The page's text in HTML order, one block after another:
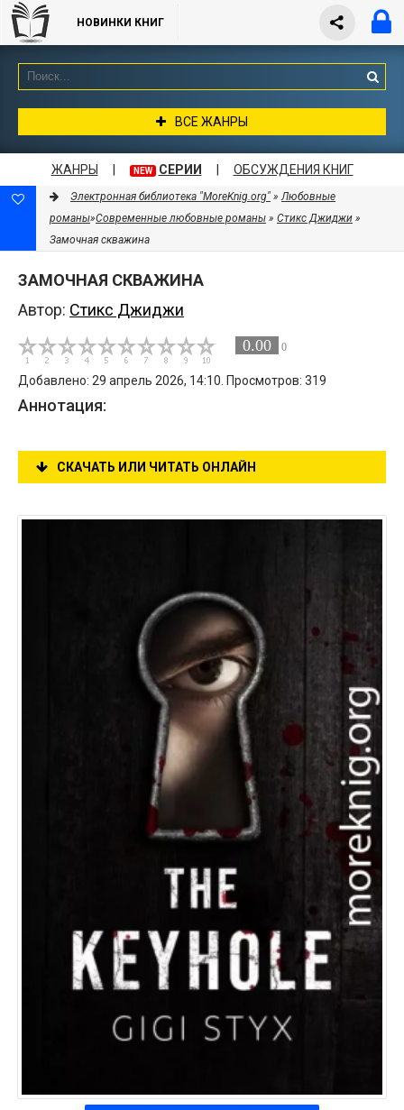
НОВИНКИ КНИГ
ВСЕ ЖАНРЫ
ЖАНРЫ NEW СЕРИИ ОБСУЖДЕНИЯ КНИГ
Электронная библиотека "MoreKnig.org" »Любовные
романы»Современные любовные романы » Стикс Джиджи »
Замочная скважина
ЗАМОЧНАЯ СКВАЖИНА
Автор: Стикс Джиджи
0.00 0
Добавлено: 29 апрель 2026, 14:10. Просмотров: 319
Аннотация:
СКАЧАТЬ ИЛИ ЧИТАТЬ ОНЛАЙН